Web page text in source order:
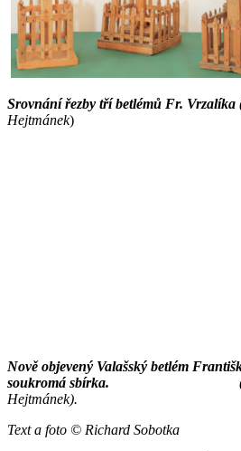
Srovnání řezby tří betlémů Fr. Vrzalíka
Hejtmánek)
Nově objevený Valašský betlém
soukromá sbírka.
Hejtmánek).
Text a foto © Richard Sobotka